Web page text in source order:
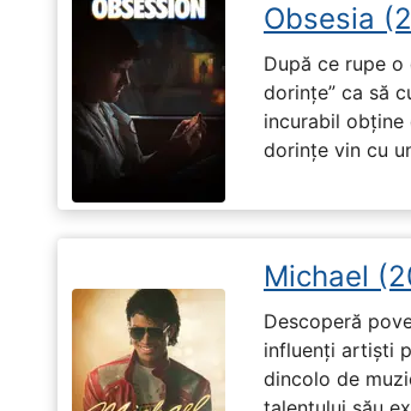
Obsesia
După ce rupe o
dorințe” ca să
incurabil obține
dorințe vin cu
Michael
Descoperă
influenți artiști
dincolo de